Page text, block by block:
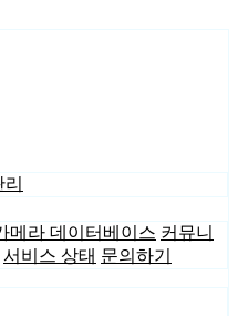
메라 데이터베이스 커뮤니
서비스 상태 문의하기